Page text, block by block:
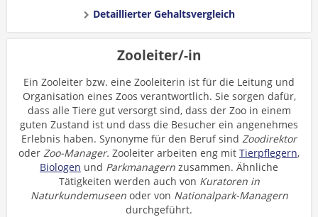
Detaillierter Gehaltsvergleich
Zooleiter/-in
Ein Zooleiter bzw. eine Zooleiterin ist für die Leitung und
Organisation eines Zoos verantwortlich. Sie sorgen dafür,
dass alle Tiere gut versorgt sind, dass der Zoo in einem
guten Zustand ist und dass die Besucher ein angenehmes
Erlebnis haben. Synonyme für den Beruf sind Zoodirektor
oder Zoo-Manager. Zooleiter arbeiten eng mit Tierpflegern,
Biologen und Parkmanagern zusammen. Ähnliche
Tätigkeiten werden auch von Kuratoren in
Naturkundemuseen oder von Nationalpark-Managern
durchgeführt.